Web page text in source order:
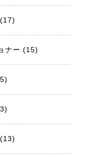
ナー (15)